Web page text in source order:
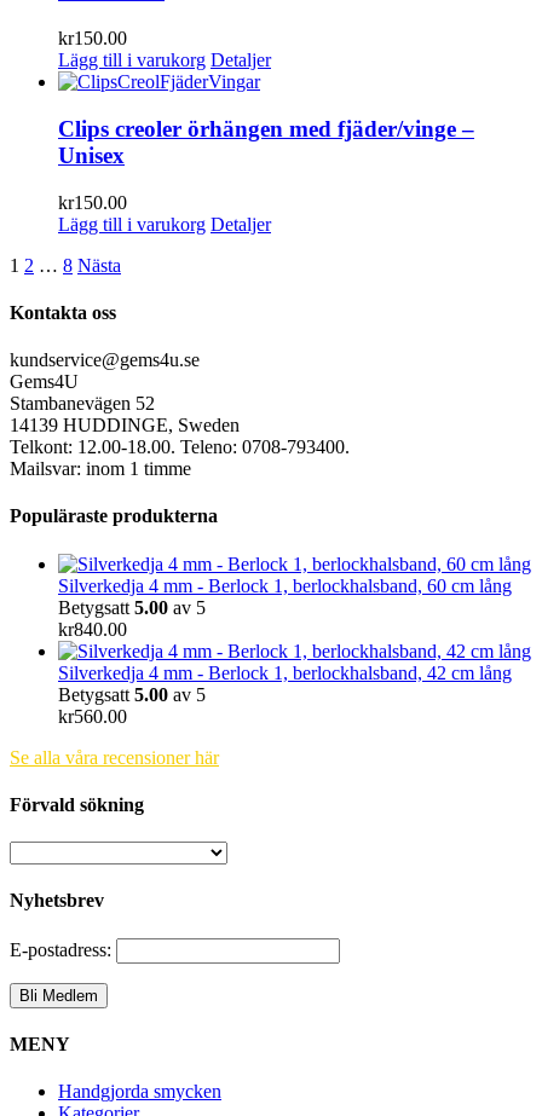
kr150.00
Lägg till i varukorg Detaljer
Clips creoler örhängen med fjäder/vinge –
Unisex
kr150.00
Lägg till i varukorg Detaljer
1 2 … 8 Nästa
Kontakta oss
kundservice@gems4u.se
Gems4U
Stambanevägen 52
14139 HUDDINGE, Sweden
Telkont: 12.00-18.00. Teleno: 0708-793400.
Mailsvar: inom 1 timme
Populäraste produkterna
Silverkedja 4 mm - Berlock 1, berlockhalsband, 60 cm lång
Betygsatt 5.00 av 5
kr840.00
Silverkedja 4 mm - Berlock 1, berlockhalsband, 42 cm lång
Betygsatt 5.00 av 5
kr560.00
Se alla våra recensioner här
Förvald sökning
Nyhetsbrev
E-postadress:
MENY
Handgjorda smycken